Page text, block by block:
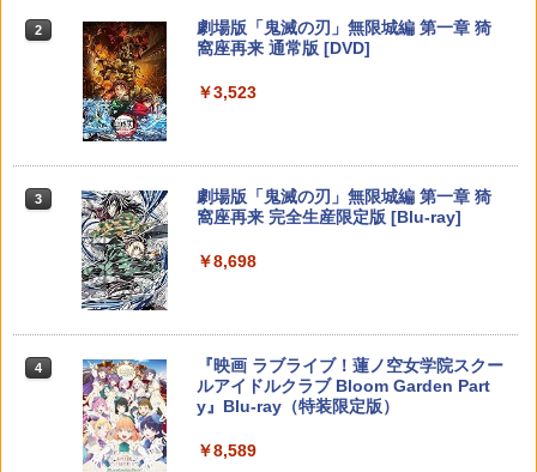
ホリ Switch2 星のカービィ ぬいポーチ f
￥4,980
スクウェア・エニックス 【Switch2】FI
NAL FANTASY VII REBIRTH [POT-P-A
BMTA NSW2 ファイナルファンタジ-7 リ
2 【中古】 ELDEN RING／PS5
3
【8/11まで！抽選で最大全額ポイントバ
ック】 【日本語説明書付き】 Brook Wi
ーター コントローラー 変換アダプター
【中古】[PS5] 仁王3 通常版 コーエーテ
￥769
ペルソナ5 ザ・ロイヤル 主人公×ぶく
ぶ ぬいぐるみマスコット 07.魅力 ラ
￥1,183
￥4,400
ーレイ+DVDセット/アニメーション[Blu-
ray]【返品種別A】
￥4,635
2 スプラトゥーン レイダース -Switch2
3 Nintendo Switch 2(日本語・国内専用)
4
ニンテンドープリペイド番号 9000円|オ
ンラインコード版
￥9,000
2
Beast of Reincarnation -PS5 【特典】
プロダクトコード 封入
￥7,286
3
【純正品】ディスクドライブ(CFI-ZDD1
J) PlayStation 5
￥11,849
トローラー ミッドナイト ブラック(CFI-
ZCT2J01)
2
Xbox プリペイドカード 1,000円 デジタ
ルコード 【旧 Xbox ギフトカード】 [オ
3
【純正品】Xbox ワイヤレス コントロー
ラー + USB-C® ケーブル
￥8,300
4
Xbox プリペイドカード 5,000円 デジタ
ルコード 【旧 Xbox ギフトカード】 [オ
ンラインコード]
2
劇場版「鬼滅の刃」無限城編 第一章 猗
窩座再来 通常版 [DVD]
￥3,523
3
劇場版「鬼滅の刃」無限城編 第一章 猗
窩座再来 完全生産限定版 [Blu-ray]
￥8,698
4
『映画 ラブライブ！蓮ノ空女学院スクー
ルアイドルクラブ Bloom Garden Part
y』Blu-ray（特装限定版）
￥8,589